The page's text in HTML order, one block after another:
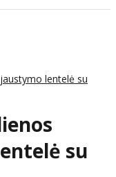
lentelė su
su